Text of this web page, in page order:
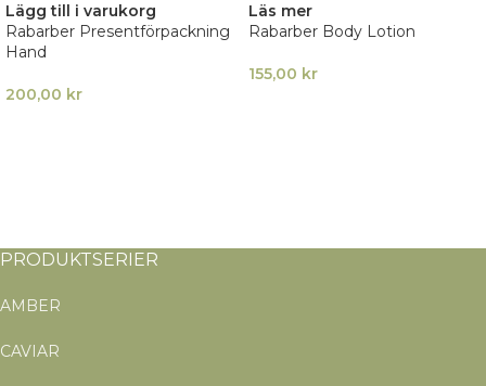
Lägg till i varukorg
Rabarber Presentförpackning
Hand
200,00 kr
Läs mer
Rabarber Body Lotion
155,00 kr
PRODUKTSERIER
AMBER
CAVIAR